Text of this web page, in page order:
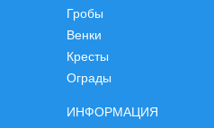
ИНФОРМАЦИЯ
Гробы
Венки
Кресты
Ограды